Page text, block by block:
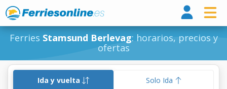
Ferries Stamsund Berlevag: horarios, precios y
ofertas
Ida y vuelta Solo Ida